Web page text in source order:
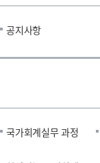
공지사항
국가회계실무 과정